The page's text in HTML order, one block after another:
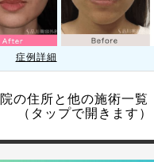
症例詳細
院の住所と他の施術一覧
（タップで開きます）